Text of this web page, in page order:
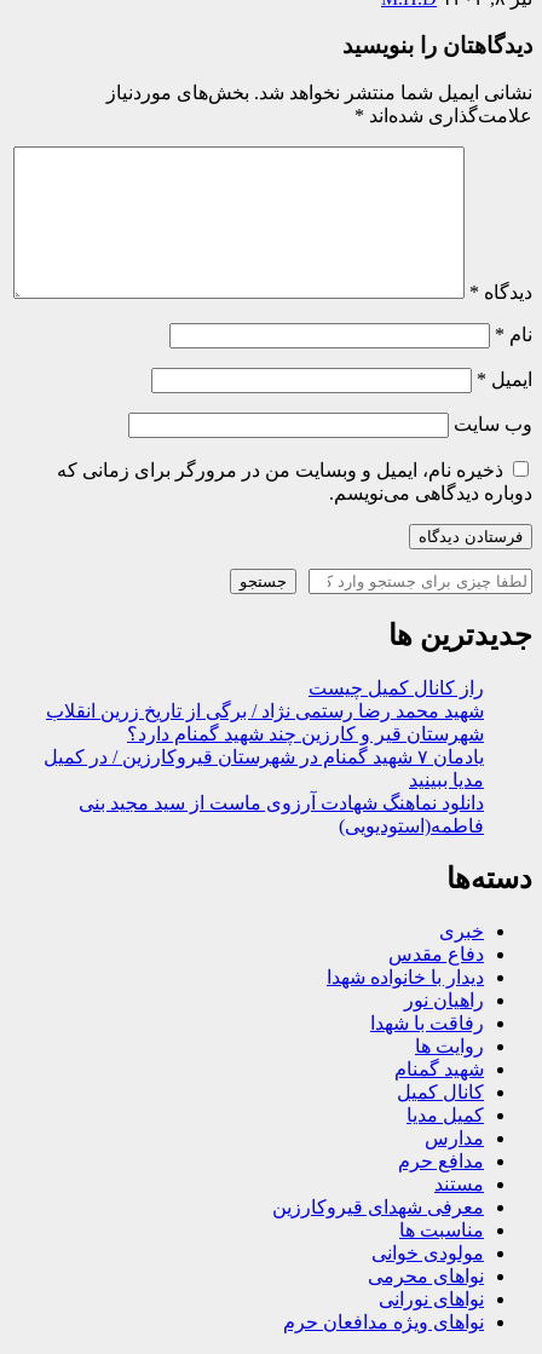
دیدگاهتان را بنویسید
نشانی ایمیل شما منتشر نخواهد شد. بخش‌های موردنیاز
علامت‌گذاری شده‌اند *
دیدگاه *
نام *
ایمیل *
وب‌ سایت
ذخیره نام، ایمیل و وبسایت من در مرورگر برای زمانی که
دوباره دیدگاهی می‌نویسم.
جستجو جستجو
جدیدترین ها
راز کانال کمیل چیست
شهید محمد رضا رستمی نژاد / برگی از تاریخ زرین انقلاب
شهرستان قیر و کارزین چند شهید گمنام دارد؟
یادمان ۷ شهید گمنام در شهرستان قیروکارزین / در کمیل
مدیا ببینید
دانلود نماهنگ شهادت آرزوی ماست از سید مجید بنی
فاطمه(استودیویی)
دسته‌ها
خبری
دفاع مقدس
دیدار با خانواده شهدا
راهیان نور
رفاقت با شهدا
روایت ها
شهید گمنام
کانال کمیل
کمیل مدیا
مدارس
مدافع حرم
مستند
معرفی شهدای قیروکارزین
مناسبت ها
مولودی خوانی
نواهای محرمی
نواهای نورانی
نواهای ویژه مدافعان حرم